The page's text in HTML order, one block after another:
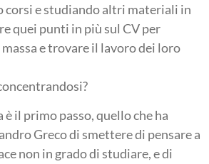
corsi e studiando altri materiali in
quei punti in più sul CV per
e trovare il lavoro dei loro
il primo passo, quello che ha
Greco di smettere di pensare a
non in grado di studiare, e di